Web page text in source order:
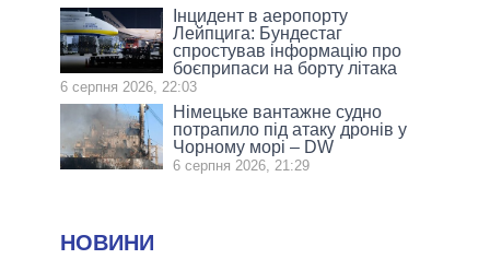
Інцидент в аеропорту
Лейпцига: Бундестаг
спростував інформацію про
боєприпаси на борту літака
6 серпня 2026, 22:03
Німецьке вантажне судно
потрапило під атаку дронів у
Чорному морі – DW
6 серпня 2026, 21:29
НОВИНИ